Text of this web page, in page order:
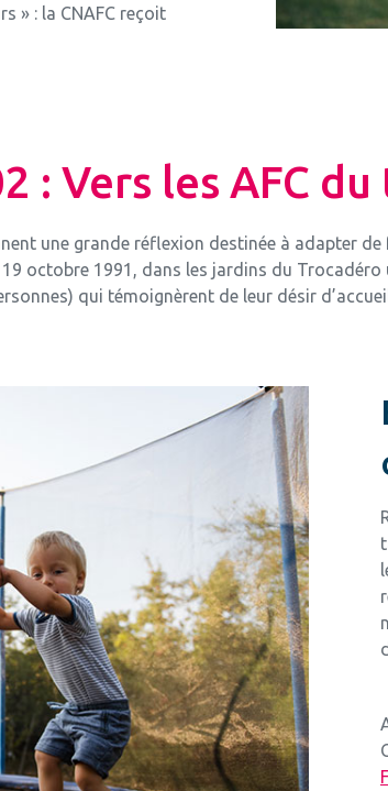
» : la CNAFC reçoit
: Vers les AFC
une grande réflexion destinée à adapter
19 octobre 1991, dans les jardins du
qui témoignèrent de leur désir